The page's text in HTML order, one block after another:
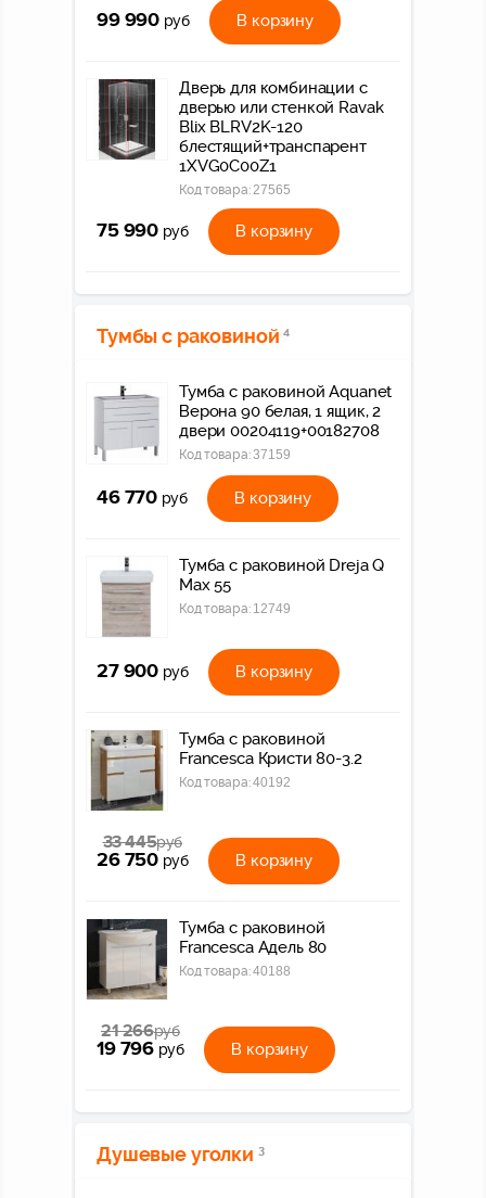
99 990 руб В корзину
Дверь для комбинации с
дверью или стенкой Ravak
Blix BLRV2K-120
блестящий+транспарент
1XVG0C00Z1
Код товара: 27565
75 990 руб В корзину
Тумбы с раковиной 4
Тумба с раковиной Aquanet
Верона 90 белая, 1 ящик, 2
двери 00204119+00182708
Код товара:37159
46 770 руб В корзину
Тумба c раковиной Dreja Q
Max 55
Код товара: 12749
27 900 руб В корзину
Тумба с раковиной
Francesca Кристи 80-3.2
Код товара:40192
33 445руб
26 750 руб В корзину
Тумба с раковиной
Francesca Адель 80
Код товара:40188
21 266руб
19 796 руб В корзину
Душевые уголки 3